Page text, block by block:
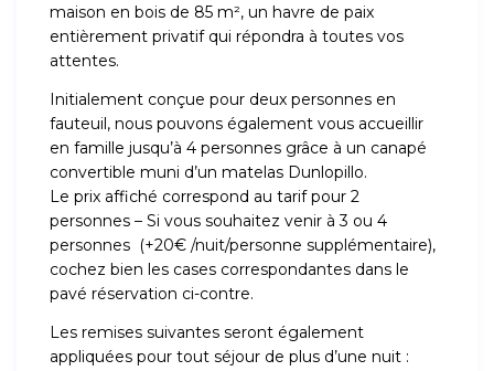
maison en bois de 85 m², un havre de paix
entièrement privatif qui répondra à toutes vos
attentes.
Initialement conçue pour deux personnes en
fauteuil, nous pouvons également vous accueillir
en famille jusqu’à 4 personnes grâce à un canapé
convertible muni d’un matelas Dunlopillo.
Le prix affiché correspond au tarif pour 2
personnes – Si vous souhaitez venir à 3 ou 4
personnes (+20€ /nuit/personne supplémentaire),
cochez bien les cases correspondantes dans le
pavé réservation ci-contre.
Les remises suivantes seront également
appliquées pour tout séjour de plus d’une nuit :